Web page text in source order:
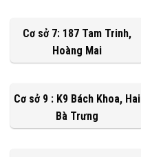
Cơ sở 7: 187 Tam Trinh,
Hoàng Mai
Cơ sở 9 : K9 Bách Khoa, Hai
Bà Trưng